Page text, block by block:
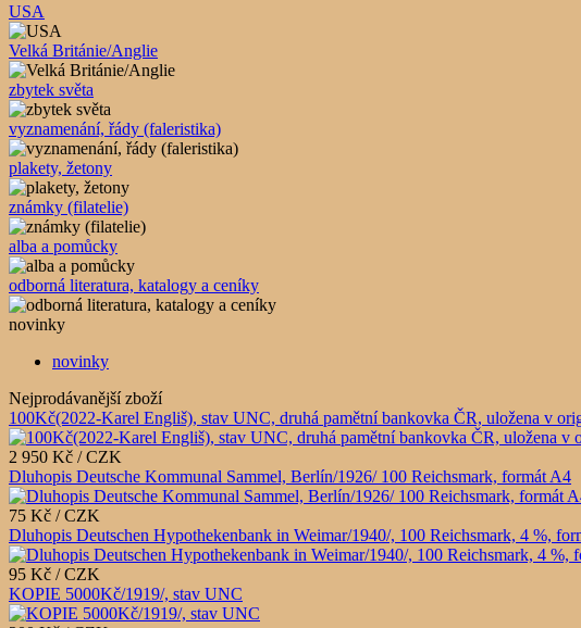
USA
Velká Británie/Anglie
zbytek světa
vyznamenání, řády (faleristika)
plakety, žetony
známky (filatelie)
alba a pomůcky
odborná literatura, katalogy a ceníky
novinky
novinky
Nejprodávanější zboží
100Kč(2022-Karel Engliš), stav UNC, druhá pamětní bankovka ČR, uložena v
2 950 Kč / CZK
Dluhopis Deutsche Kommunal Sammel, Berlín/1926/ 100 Reichsmark, formát A4
75 Kč / CZK
Dluhopis Deutschen Hypothekenbank in Weimar/1940/, 100 Reichsmark, 4 %,
95 Kč / CZK
KOPIE 5000Kč/1919/, stav UNC